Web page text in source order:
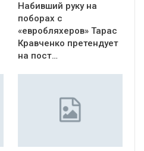
Набивший руку на
поборах с
«евробляхеров» Тарас
Кравченко претендует
на пост…